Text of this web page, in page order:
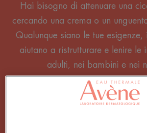
Hai bisogno di attenuare una
cercando una crema o un
Qualunque siano le tue
aiutano a ristrutturare e lenire le
adulti, nei bambini e nei
Tutti i Creme